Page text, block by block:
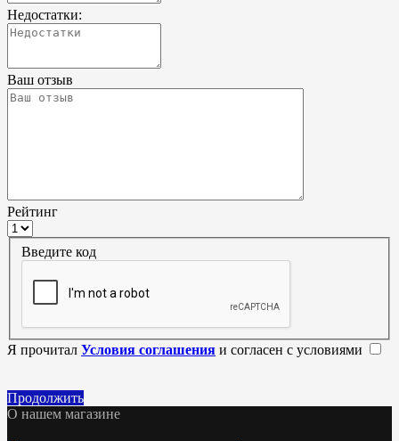
Недостатки:
Ваш отзыв
Рейтинг
Введите код
Я прочитал Условия соглашения и согласен с условиями
Продолжить
О нашем магазине